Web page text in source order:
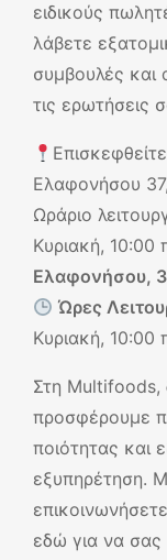
ειδικούς
λάβετε
συμβουλές και
τις ερωτήσεις
Ελαφονήσου
Ωράριο
Κυριακή, 10:00
Ελαφονήσου,
Ώρες
Κυριακή, 10:00
Στη
προσφέρουμε
ποιότητας και
εξυπηρέτηση.
εδώ για να σας